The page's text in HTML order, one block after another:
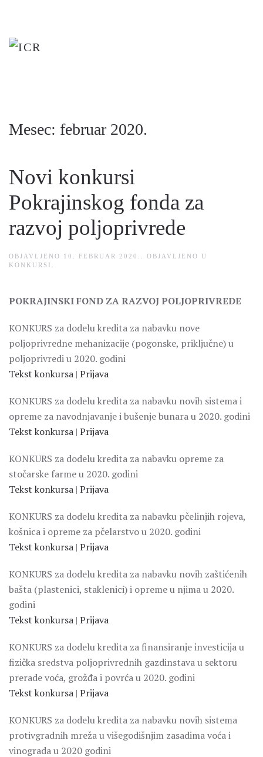
to
Mesec: februar 2020.
Novi konkursi
Pokrajinskog fonda za
razvoj poljoprivrede
OBJAVLJENO 10. FEBRUAR 2020.
. OBJAVLJENO U
KONKURSI
POKRAJINSKI FOND ZA RAZVOJ POLJOPRIVREDE
KONKURS za dodelu kredita za nabavku nove
poljoprivredne mehanizacije (pogonske, priključne) u
poljoprivredi u 2020. godini
Tekst konkursa | Prijava
KONKURS za dodelu kredita za nabavku novih sistema i
opreme za navodnjavanje i bušenje bunara u 2020. godini
Tekst konkursa | Prijava
KONKURS za dodelu kredita za nabavku opreme za
stočarske farme u 2020. godini
Tekst konkursa | Prijava
KONKURS za dodelu kredita za nabavku pčelinjih rojeva,
košnica i opreme za pčelarstvo u 2020. godini
Tekst konkursa | Prijava
KONKURS za dodelu kredita za nabavku novih zaštićenih
bašta (plastenici, staklenici) i opreme u njima u 2020.
godini
Tekst konkursa | Prijava
KONKURS za dodelu kredita za finansiranje investicija u
fizička sredstva poljoprivrednih gazdinstava u sektoru
prerade voća, grožđa i povrća u 2020. godini
Tekst konkursa | Prijava
KONKURS za dodelu kredita za nabavku novih sistema
protivgradnih mreža u višegodišnjim zasadima voća i
vinograda u 2020 godini